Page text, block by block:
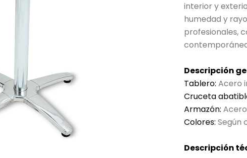
interior y
humedad y
profesionales,
Descripción
Tablero: Acero
Cruceta
Armazón:
Colores: Según
Descripción